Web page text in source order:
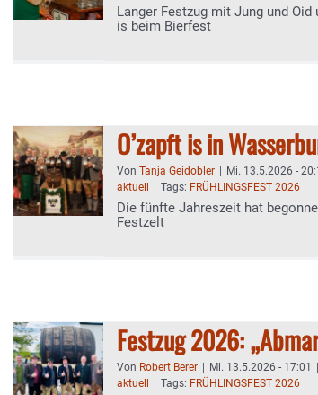
Langer Festzug mit Jung und
is beim Bierfest
O’zapft is in
Von Tanja Geidobler Mi. 13.5.2026 -
aktuell
Tags: FRÜHLINGSFEST 2026
Die fünfte Jahreszeit hat
Festzelt
Festzug 2026:
Von Robert Berer Mi. 13.5.2026 - 17:01
aktuell
Tags: FRÜHLINGSFEST 2026